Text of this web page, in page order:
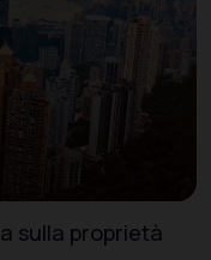
sulla proprietà